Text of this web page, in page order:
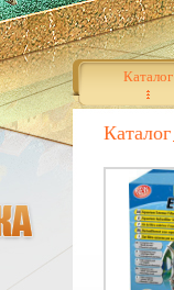
Каталог
Каталог